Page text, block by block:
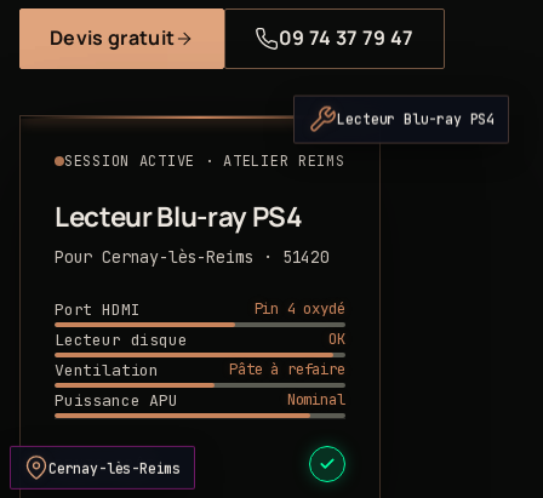
Devis gratuit 09 74 37 79 47
SESSION ACTIVE · ATELIER REIMS
Lecteur Blu-ray PS4
Pour Cernay-lès-Reims · 51420
Port HDMI
Pin 4 oxydé
Lecteur disque
OK
Ventilation
Pâte à refaire
Puissance APU
Nominal
DEVIS PRÊT
Lecteur Blu-ray PS4
Cernay-lès-Reims